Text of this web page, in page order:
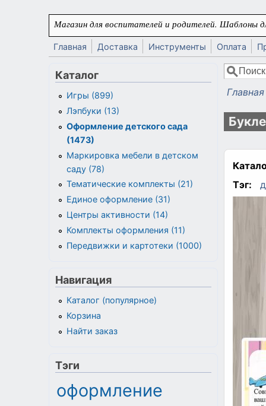
Перейти к основному содержанию
Магазин для воспитателей и родителей. Шаблоны
Главная Доставка Инструменты Оплата
Поиск
Вы
Главная
Тэг:
Каталог
Игры (899)
Лэпбуки (13)
Оформление детского сада
(1473)
Маркировка мебели в детском
саду (78)
Тематические комплекты (21)
Единое оформление (31)
Центры активности (14)
Комплекты оформления (11)
Передвижки и картотеки (1000)
Навигация
Каталог (популярное)
Корзина
Найти заказ
Тэги
оформление